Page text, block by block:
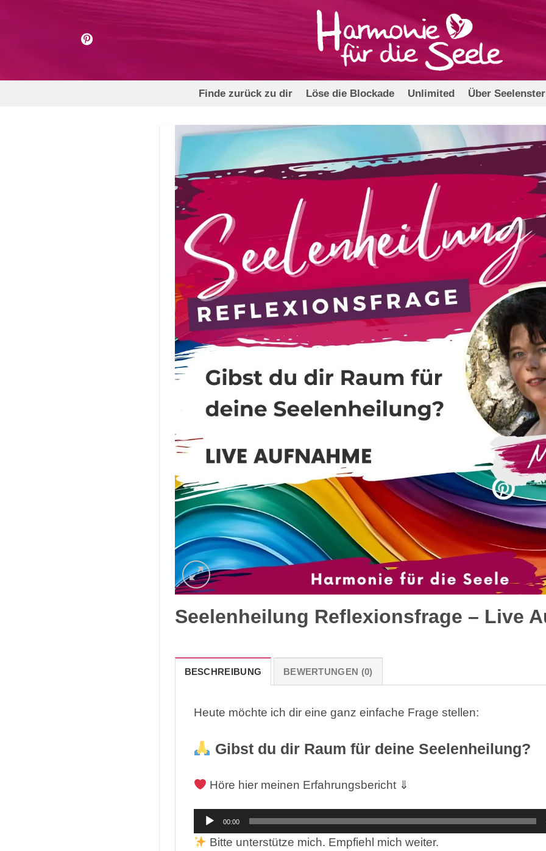
Finde zurück zu dir Löse die Blockade Unlimited Über
Seelenheilung Reflexionsfrage – Live
BESCHREIBUNG BEWERTUNGEN (0)
Heute möchte ich dir eine ganz einfache Frage stellen:
Gibst du dir Raum für deine Seelenheilung?
Höre hier meinen Erfahrungsbericht ⇓
Audio-
Player
00:00
Bitte unterstütze mich. Empfiehl mich weiter.